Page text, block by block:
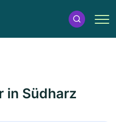
in Südharz